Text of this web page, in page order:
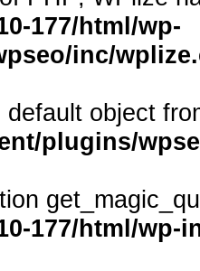
177/html/wp-
inc/
default object
plugins/
177/html/wp-